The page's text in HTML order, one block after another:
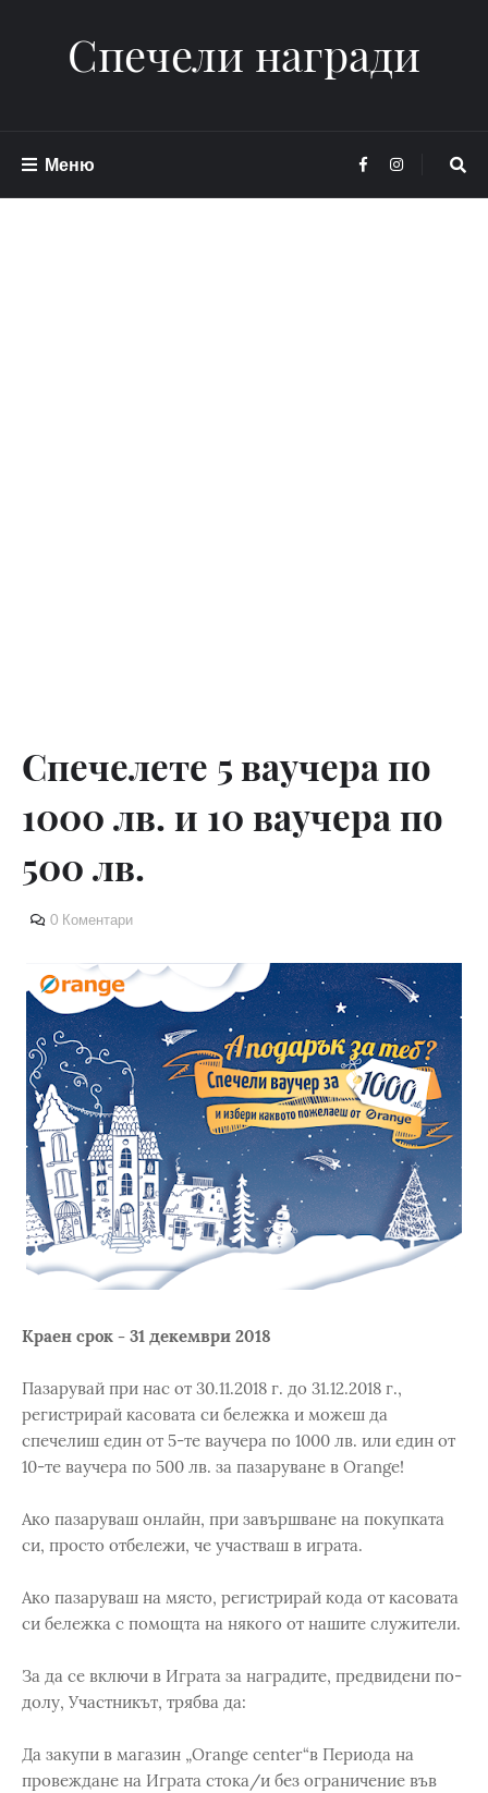
Спечели награди
Меню
Спечелете 5 ваучера по
1000 лв. и 10 ваучера по
500 лв.
0 Коментари
Краен срок - 31 декември 2018
Пазарувай при нас от 30.11.2018 г. до 31.12.2018 г.,
регистрирай касовата си бележка и можеш да
спечелиш един от 5-те ваучера по 1000 лв. или един от
10-те ваучера по 500 лв. за пазаруване в Orange!
Ако пазаруваш онлайн, при завършване на покупката
си, просто отбележи, че участваш в играта.
Ако пазаруваш на място, регистрирай кода от касовата
си бележка с помощта на някого от нашите служители.
За да се включи в Играта за наградите, предвидени по-
долу, Участникът, трябва да:
Да закупи в магазин „Orange center“в Периода на
провеждане на Играта стока/и без ограничение във